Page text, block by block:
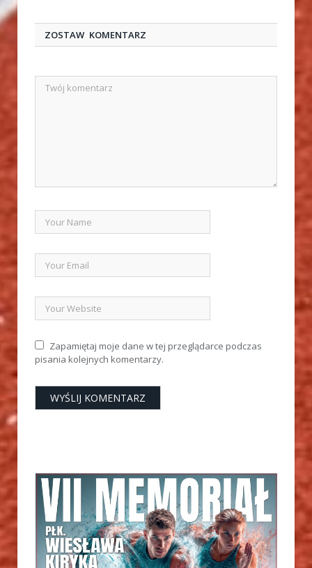
ZOSTAW KOMENTARZ
Zapamiętaj moje dane w tej przeglądarce podczas
pisania kolejnych komentarzy.